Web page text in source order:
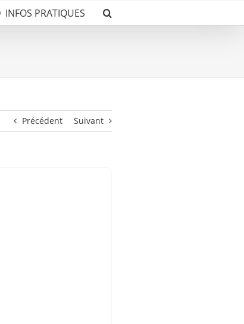
INFOS PRATIQUES
Précédent Suivant